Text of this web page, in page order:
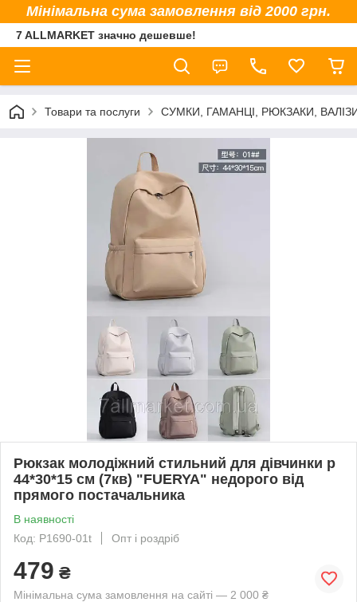
Мінімальна сума замовлення від 2000 грн.
7 ALLMARKET значно дешевше!
Товари та послуги СУМКИ, ГАМАНЦІ, РЮКЗАКИ,
Рюкзак молодіжний стильний для дівчинки р
44*30*15 см (7кв) "FUERYA" недорого від
прямого постачальника
В наявності
Код: P1690-01t
Опт і роздріб
479 ₴
Мінімальна сума замовлення на сайті — 2 000 ₴